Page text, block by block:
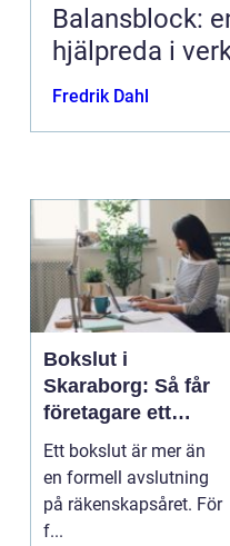
Balansblock:
hjälpreda i
Fredrik Dahl
Bokslut i
Skaraborg: Så får
företagare ett
tryggt avslut på
året
Ett bokslut är mer än
en formell avslutning
på räkenskapsåret. För
f...